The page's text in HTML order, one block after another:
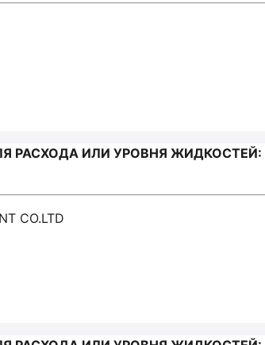
ИЛИ УРОВНЯ ЖИДКОСТЕЙ:
CO.LTD